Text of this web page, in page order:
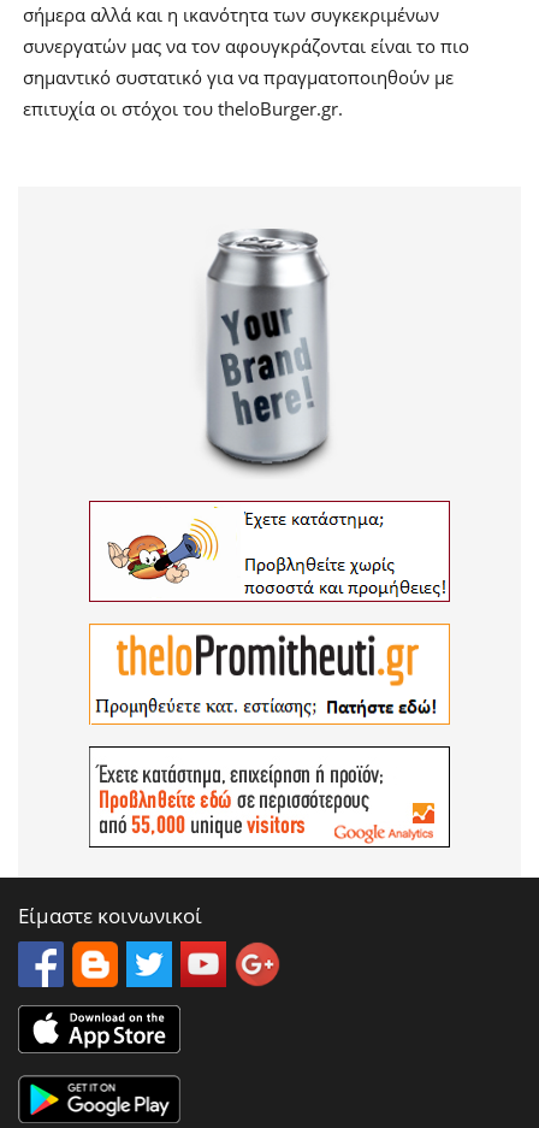
σήμερα αλλά και η ικανότητα των συγκεκριμένων
συνεργατών μας να τον αφουγκράζονται είναι το πιο
σημαντικό συστατικό για να πραγματοποιηθούν με
επιτυχία οι στόχοι του theloBurger.gr.
Είμαστε κοινωνικοί